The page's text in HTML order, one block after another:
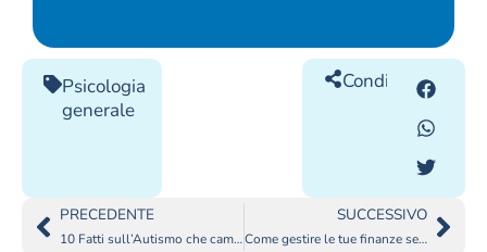
Psicologia
generale
Condividilo
PRECEDENTE
10 Fatti sull’Autismo che cambieranno il Tuo Punto di Vista
SUCCESSIVO
Come gestire le tue finanze se sei ADHD